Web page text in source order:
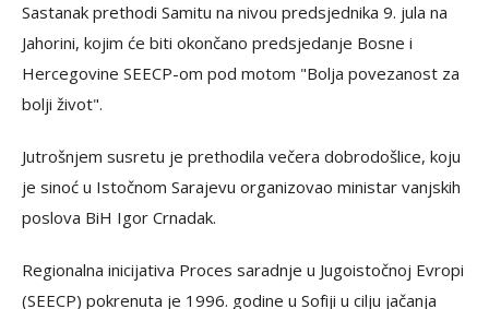
Sastanak prethodi Samitu na nivou predsjednika 9. jula na
Jahorini, kojim će biti okončano predsjedanje Bosne i
Hercegovine SEECP-om pod motom "Bolja povezanost za
bolji život".
Jutrošnjem susretu je prethodila večera dobrodošlice, koju
je sinoć u Istočnom Sarajevu organizovao ministar vanjskih
poslova BiH Igor Crnadak.
Regionalna inicijativa Proces saradnje u Jugoistočnoj Evropi
(SEECP) pokrenuta je 1996. godine u Sofiji u cilju jačanja